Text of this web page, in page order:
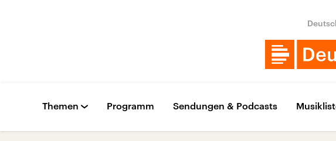
Themen Programm Sendungen & Podcasts